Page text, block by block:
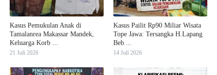
Kasus Pemukulan Anak di
Tamalanrea Makassar Mandek,
Keluarga Korb ...
21 Juli 2026
Kasus Pailit Rp90 Miliar Wisata
Tope Jawa: Tersangka H.Lapang
Beb ...
14 Juli 2026